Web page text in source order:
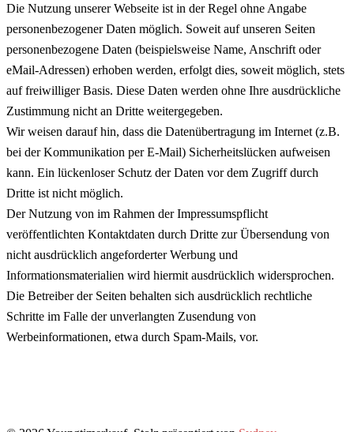
Die Nutzung unserer Webseite ist in der Regel ohne Angabe
personenbezogener Daten möglich. Soweit auf unseren Seiten
personenbezogene Daten (beispielsweise Name, Anschrift oder
eMail-Adressen) erhoben werden, erfolgt dies, soweit möglich, stets
auf freiwilliger Basis. Diese Daten werden ohne Ihre ausdrückliche
Zustimmung nicht an Dritte weitergegeben.
Wir weisen darauf hin, dass die Datenübertragung im Internet (z.B.
bei der Kommunikation per E-Mail) Sicherheitslücken aufweisen
kann. Ein lückenloser Schutz der Daten vor dem Zugriff durch
Dritte ist nicht möglich.
Der Nutzung von im Rahmen der Impressumspflicht
veröffentlichten Kontaktdaten durch Dritte zur Übersendung von
nicht ausdrücklich angeforderter Werbung und
Informationsmaterialien wird hiermit ausdrücklich widersprochen.
Die Betreiber der Seiten behalten sich ausdrücklich rechtliche
Schritte im Falle der unverlangten Zusendung von
Werbeinformationen, etwa durch Spam-Mails, vor.